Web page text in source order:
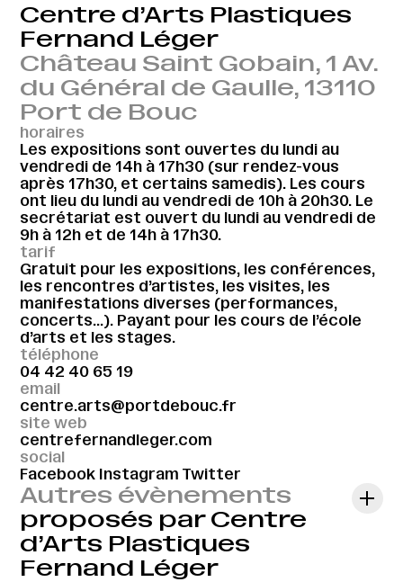
Centre d’Arts Plastiques
Fernand Léger
Château Saint Gobain, 1 Av.
du Général de Gaulle, 13110
Port de Bouc
horaires
Les expositions sont ouvertes du lundi au
vendredi de 14h à 17h30 (sur rendez-vous
après 17h30, et certains samedis). Les cours
ont lieu du lundi au vendredi de 10h à 20h30. Le
secrétariat est ouvert du lundi au vendredi de
9h à 12h et de 14h à 17h30.
tarif
Gratuit pour les expositions, les conférences,
les rencontres d’artistes, les visites, les
manifestations diverses (performances,
concerts…). Payant pour les cours de l’école
d’arts et les stages.
téléphone
04 42 40 65 19
email
centre.arts@portdebouc.fr
site web
centrefernandleger.com
social
Facebook Instagram Twitter
Autres évènements
proposés par Centre
d’Arts Plastiques
Fernand Léger